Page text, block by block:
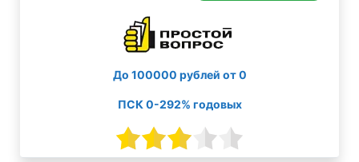
До 100000 рублей от 0
ПСК 0-292% годовых